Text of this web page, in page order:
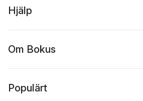
Hjälp
Om Bokus
Populärt